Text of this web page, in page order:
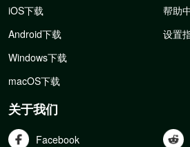
iOS下载
Android下载
Windows下载
macOS下载
帮助
设置
关于我们
Facebook